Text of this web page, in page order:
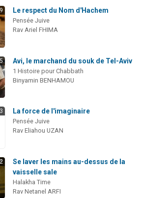
Le respect du Nom d'Hachem
Pensée Juive
Rav Ariel FHIMA
Avi, le marchand du souk de Tel-Aviv
1 Histoire pour Chabbath
Binyamin BENHAMOU
La force de l'imaginaire
Pensée Juive
Rav Eliahou UZAN
Se laver les mains au-dessus de la
vaisselle sale
Halakha Time
Rav Netanel ARFI